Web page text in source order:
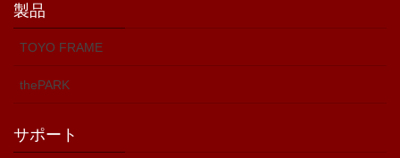
製品
TOYO FRAME
thePARK
サポート